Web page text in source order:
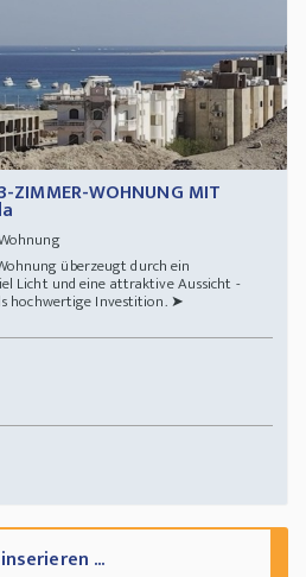
ZIMMER-WOHNUNG MIT
überzeugt durch ein
Licht und eine attraktive Aussicht -
hochwertige Investition. ➤
...